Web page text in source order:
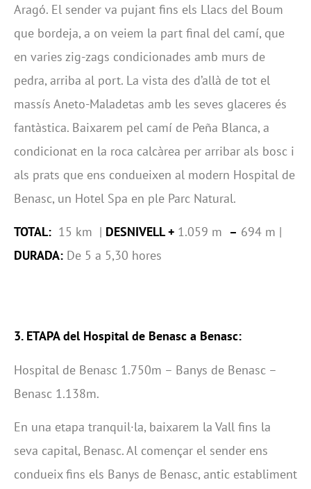
Aragó. El sender va pujant fins els Llacs del Boum
que bordeja, a on veiem la part final del camí, que
en varies zig-zags condicionades amb murs de
pedra, arriba al port. La vista des d’allà de tot el
massís Aneto-Maladetas amb les seves glaceres és
fantàstica. Baixarem pel camí de Peña Blanca, a
condicionat en la roca calcàrea per arribar als bosc i
als prats que ens condueixen al modern Hospital de
Benasc, un Hotel Spa en ple Parc Natural.
TOTAL: 15 km | DESNIVELL + 1.059 m – 694 m |
DURADA: De 5 a 5,30 hores
3. ETAPA del Hospital de Benasc a Benasc:
Hospital de Benasc 1.750m – Banys de Benasc –
Benasc 1.138m.
En una etapa tranquil·la, baixarem la Vall fins la
seva capital, Benasc. Al començar el sender ens
condueix fins els Banys de Benasc, antic establiment